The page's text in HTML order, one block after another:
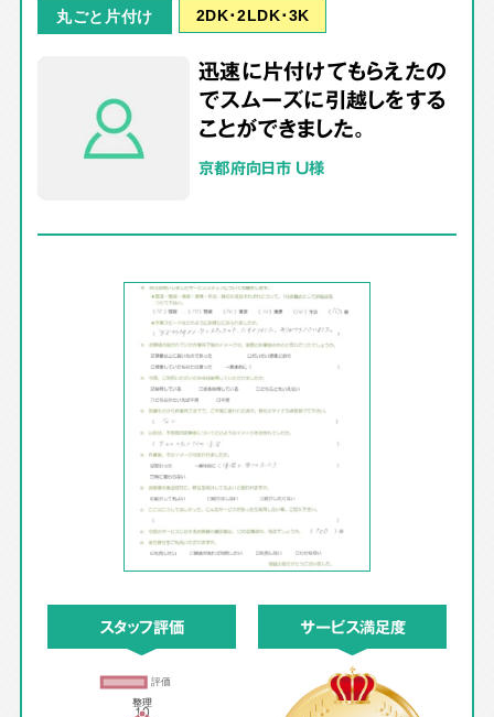
丸ごと片付け 2DK･2LDK･3K
迅速に片付けてもらえたの
でスムーズに引越しをする
ことができました。
京都府向日市 U様
スタッフ評価 サービス満足度